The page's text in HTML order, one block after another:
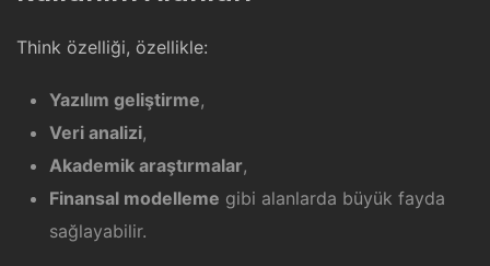
Think özelliği, özellikle:
Yazılım geliştirme,
Veri analizi,
Akademik araştırmalar,
Finansal modelleme gibi alanlarda büyük fayda
sağlayabilir.